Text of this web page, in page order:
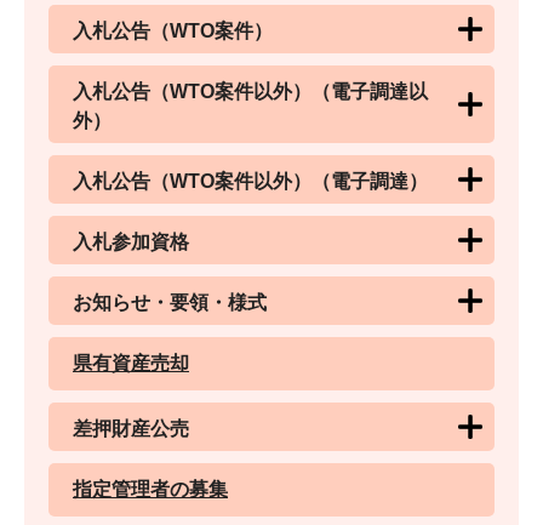
入札公告（WTO案件）
入札公告（WTO案件以外）（電子調達以
外）
入札公告（WTO案件以外）（電子調達）
入札参加資格
お知らせ・要領・様式
県有資産売却
差押財産公売
指定管理者の募集